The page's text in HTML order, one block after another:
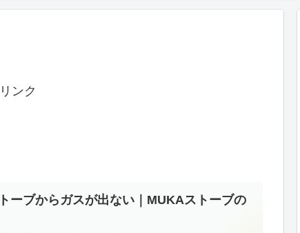
ンク
ーブからガスが出ない｜MUKAストーブの